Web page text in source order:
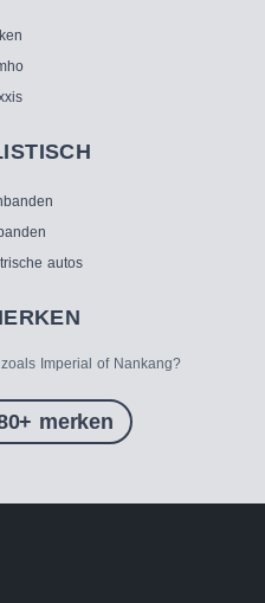
autos
Imperial of Nankang?
merken